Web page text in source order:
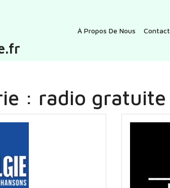
À Propos De Nous Contact
: radio gratuite